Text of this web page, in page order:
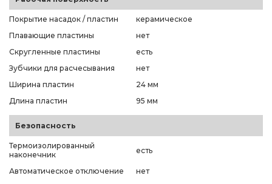
Покрытие насадок / пластин
керамическое
Плавающие пластины
нет
Скругленные пластины
есть
Зубчики для расчесывания
нет
Ширина пластин
24 мм
Длина пластин
95 мм
Безопасность
Термоизолированный
наконечник
есть
Автоматическое отключение
нет